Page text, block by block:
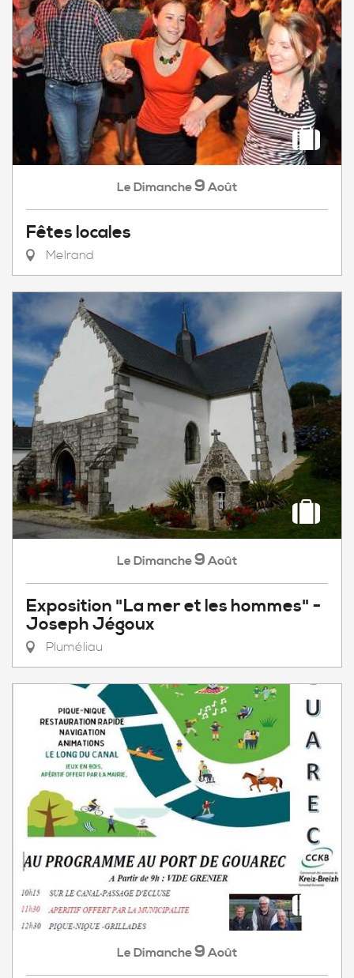
Le Dimanche9 Août
Fêtes locales
Melrand
Le Dimanche9 Août
Exposition "La mer et les hommes" -
Joseph Jégoux
Pluméliau
Le Dimanche9 Août